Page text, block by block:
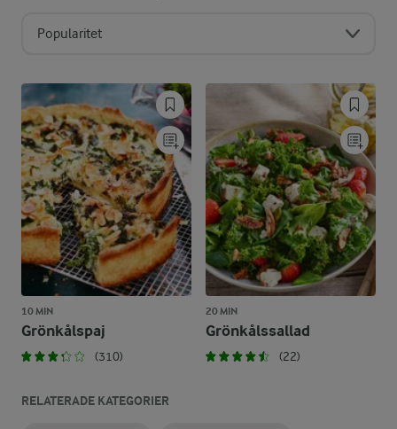
Popularitet
10 MIN
Grönkålspaj
(310)
20 MIN
Grönkålssallad
(22)
RELATERADE KATEGORIER